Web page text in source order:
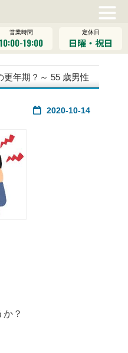
営業時間
10:00-19:00
定休日
日曜・祝日
年期？～ 55 歳男性
2020-10-14
？